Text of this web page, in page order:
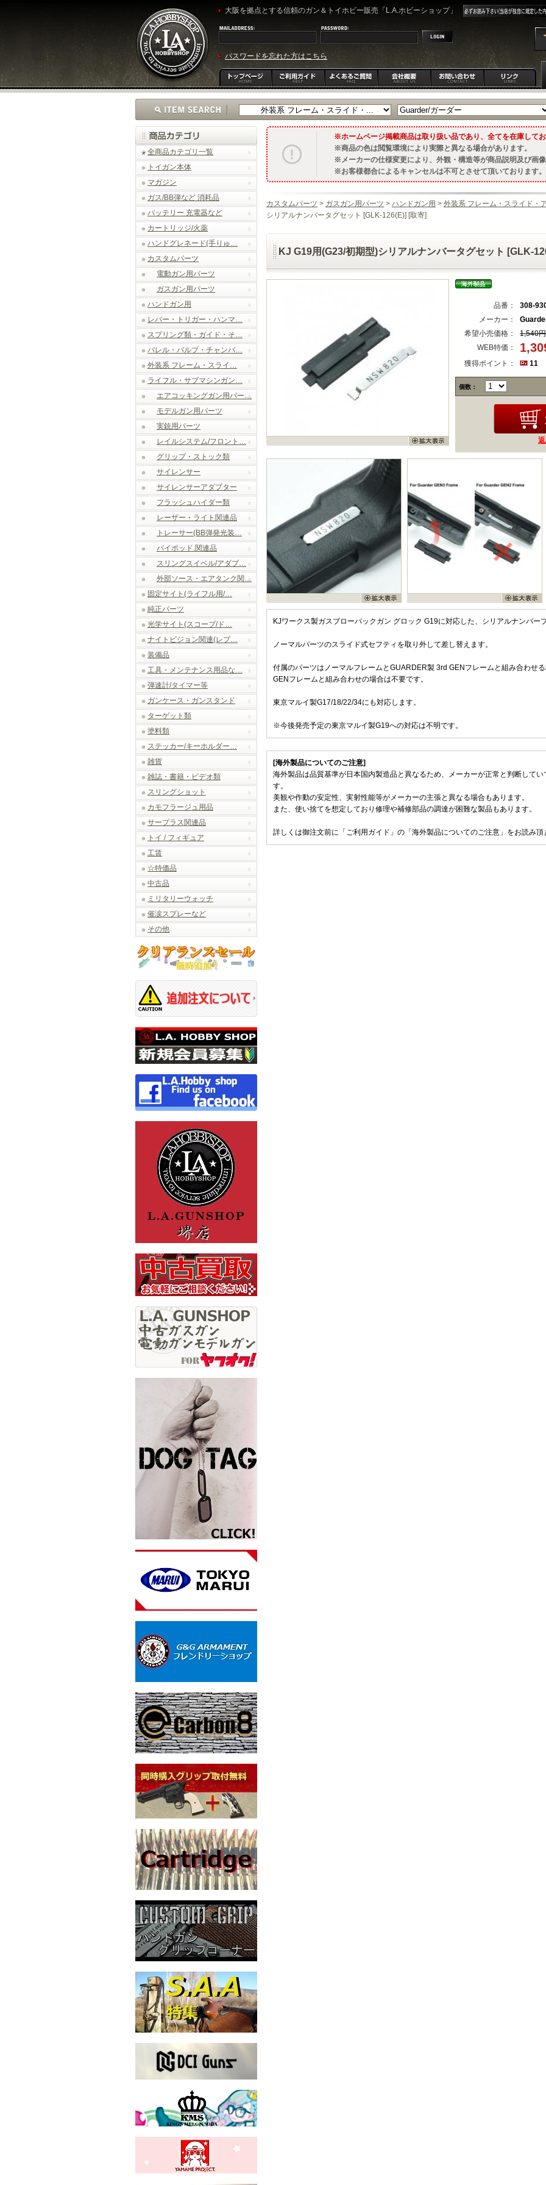
大阪を拠点とする信頼のガン＆トイホビー販売「L.A.ホビーショップ」
パスワードを忘れた方はこちら
全商品カテゴリ一覧
トイガン本体
マガジン
ガス/BB弾など 消耗品
バッテリー 充電器など
カートリッジ/火薬
ハンドグレネード(手りゅ…
カスタムパーツ
電動ガン用パーツ
ガスガン用パーツ
ハンドガン用
レバー・トリガー・ハンマ…
スプリング類・ガイド・そ…
バレル・バルブ・チャンバ…
外装系 フレーム・スライ…
ライフル・サブマシンガン…
エアコッキングガン用パー…
モデルガン用パーツ
実銃用パーツ
レイルシステム/フロント…
グリップ・ストック類
サイレンサー
サイレンサーアダプター
フラッシュハイダー類
レーザー・ライト関連品
トレーサー(BB弾発光装…
バイポッド.関連品
スリングスイベル/アダプ…
外部ソース・エアタンク関…
固定サイト(ライフル用/…
純正パーツ
光学サイト(スコープ/ド…
ナイトビジョン関連(レプ…
装備品
工具・メンテナンス用品な…
弾速計/タイマー等
ガンケース・ガンスタンド
ターゲット類
塗料類
ステッカー/キーホルダー…
雑貨
雑誌・書籍・ビデオ類
スリングショット
カモフラージュ用品
サープラス関連品
トイ / フィギュア
工賃
☆特価品
中古品
ミリタリーウォッチ
催涙スプレーなど
その他
ホームページ掲載商品は取り扱い品であり、全てを在庫してお
商品の色は閲覧環境により実際と異なる場合があります。
メーカーの仕様変更により、外観・構造等が商品説明及び画
お客様都合によるキャンセルは不可とさせて頂いております。
カスタムパーツ > ガスガン用パーツ > ハンドガン用 > 外装系 フレーム・スライド・
シリアルナンバータグセット [GLK-126(E)] [取寄]
KJ G19用(G23/初期型)シリアルナンバータグセット [GLK-
品番：
308-
メーカー：
希望小売価格：
1,540円
WEB特価：
獲得ポイント：
11
個数：
KJワークス製ガスブローバックガン グロック G19に対応した、シリアルナンバー
ノーマルパーツのスライド式セフティを取り外して差し替えます。
付属のパーツはノーマルフレームとGUARDER製 3rd GENフレームと組み合わせ
GENフレームと組み合わせの場合は不要です。
東京マルイ製G17/18/22/34にも対応します。
※今後発売予定の東京マルイ製G19への対応は不明です。
[海外製品についてのご注意]
海外製品は品質基準が日本国内製造品と異なるため、メーカーが正常と判断して
す。
美観や作動の安定性、実射性能等がメーカーの主張と異なる場合もあります。
また、使い捨てを想定しており修理や補修部品の調達が困難な製品もあります。
詳しくは御注文前に「ご利用ガイド」の「海外製品についてのご注意」をお読み頂